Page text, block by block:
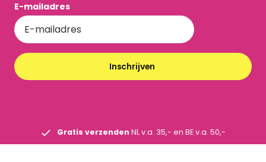
E-mailadres
Inschrijven
Gratis verzenden NL v.a. 35,- en BE v.a. 50,-